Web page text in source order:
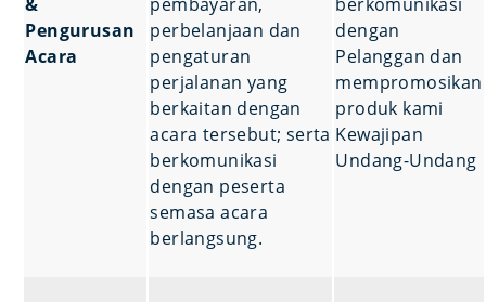
Pengurusan
Acara
perbelanjaan dan
pengaturan
perjalanan yang
berkaitan dengan
acara tersebut; serta
berkomunikasi
dengan peserta
semasa acara
berlangsung.
dengan
Pelanggan dan
mempromosikan
produk kami
Kewajipan
Undang-Undang